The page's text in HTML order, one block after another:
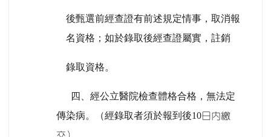
後甄選前經查證有前述規定情事，取消報
名資格；如於錄取後經查證屬實，註銷
錄取資格。
四、 經公立醫院檢查體格合格，無法定
傳染病。（經錄取者須於報到後10日內繳